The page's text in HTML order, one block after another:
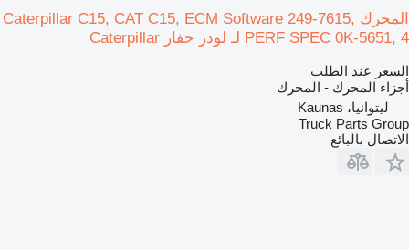
المحرك Caterpillar C15, CAT C15, ECM Software 249-7615,
PERF SPEC 0K-5651, 4 لـ لودر حفار Caterpillar
السعر عند الطلب
أجزاء المحرك - المحرك
ليتوانيا، Kaunas
Truck Parts Group
الاتصال بالبائع